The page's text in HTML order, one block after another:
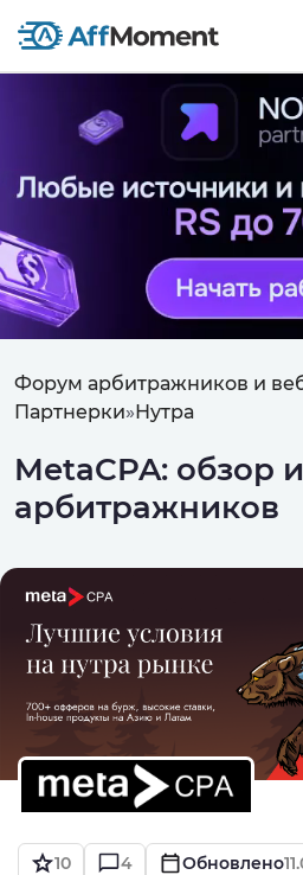
Форум арбитражников и
Партнерки»Нутра
MetaCPA: обзор
арбитражников
10 4 Обновлено